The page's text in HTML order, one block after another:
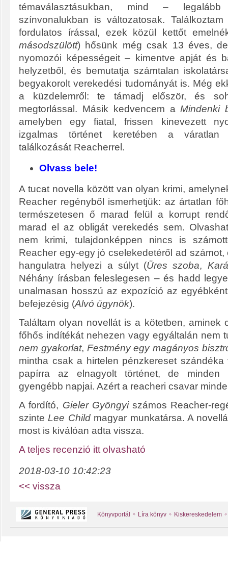
témaválasztásukban, mind –
színvonalukban is változatosak.
fordulatos írással, ezek közül kettőt
másodszülött) hősünk még csak 13 éves,
nyomozói képességeit – kimentve apját és
helyzetből, és bemutatja számtalan
begyakorolt verekedési tudományát is. Még
a küzdelemről: te támadj először, és
megtorlással. Másik kedvencem aMindenki
amelyben egy fiatal, frissen kinevezett
izgalmas történet keretében a váratlan
találkozását Reacherrel.
Olvass bele!
A tucat novella között van olyan krimi,
Reacher regényből ismerhetjük: az ártatlan
természetesen ő marad felül a korrupt
marad el az obligát verekedés sem.
nem krimi, tulajdonképpen nincs is
Reacher egy-egy jó cselekedetéről ad
hangulatra helyezi a súlyt (Üres szoba,
Néhány írásban feleslegesen – és hadd
unalmasan hosszú az expozíció az
befejezésig (Alvó ügynök).
Találtam olyan novellát is a kötetben, aminek
főhős indítékát nehezen vagy egyáltalán nem
nem gyakorlat, Festmény egy magányos
mintha csak a hirtelen pénzkereset
papírra az elnagyolt történet, de minden
gyengébb napjai. Azért a reacheri csavar
A fordító, Gieler Gyöngyiszámos Reacher-
szinteLee Child magyar munkatársa. A
most is kiválóan adta vissza.
A teljes recenzió itt olvasható
2018-03-10 10:42:23
<< vissza
Könyvportál Líra könyv Kiskereskedelem